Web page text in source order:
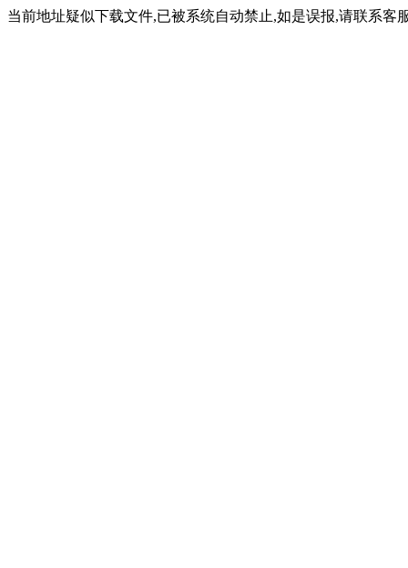
当前地址疑似下载文件,已被系统自动禁止,如是误报,请联系客